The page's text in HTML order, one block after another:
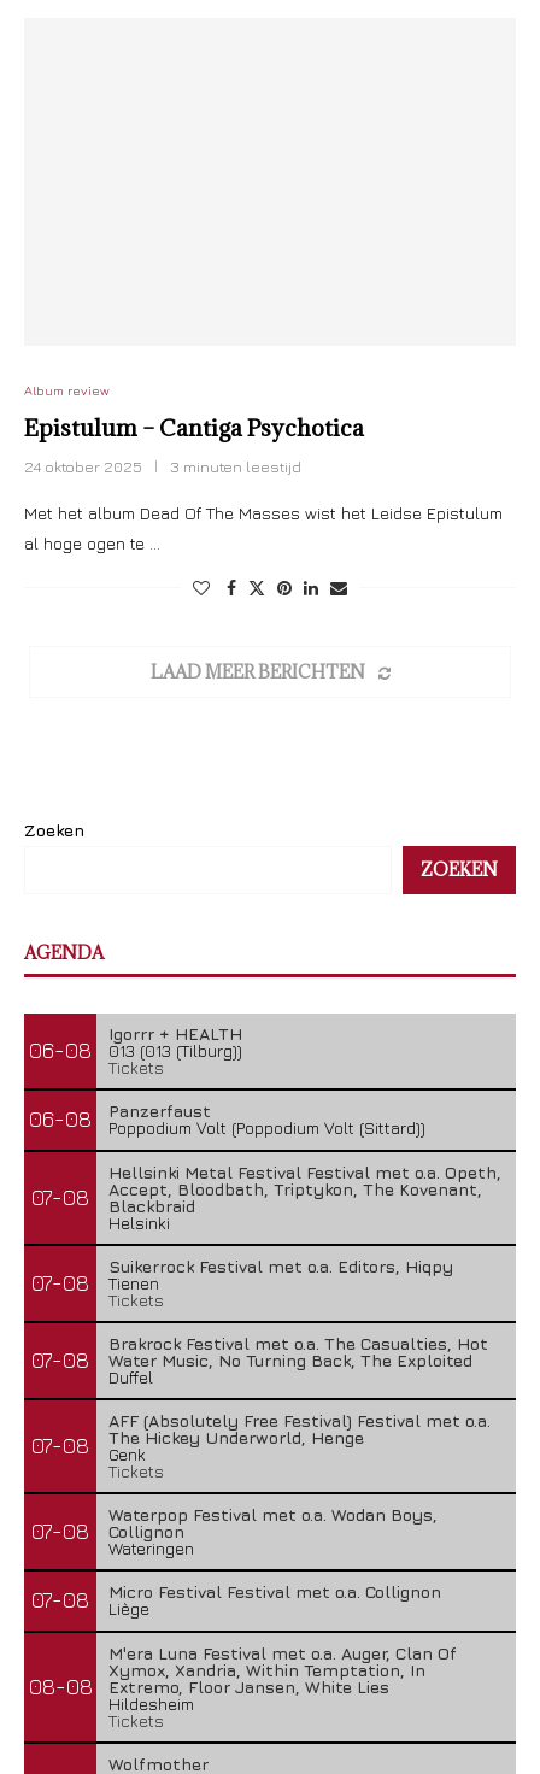
Album review
Epistulum – Cantiga Psychotica
24 oktober 2025 3 minuten leestijd
Met het album Dead Of The Masses wist het Leidse Epistulum
al hoge ogen te …
LAAD MEER BERICHTEN
Zoeken
ZOEKEN
AGENDA
06-08
Igorrr + HEALTH
013 (013 (Tilburg))
Tickets
06-08
Panzerfaust
Poppodium Volt (Poppodium Volt (Sittard))
07-08
Hellsinki Metal Festival Festival met o.a. Opeth,
Accept, Bloodbath, Triptykon, The Kovenant,
Blackbraid
Helsinki
07-08
Suikerrock Festival met o.a. Editors, Hiqpy
Tienen
Tickets
07-08
Brakrock Festival met o.a. The Casualties, Hot
Water Music, No Turning Back, The Exploited
Duffel
07-08
AFF (Absolutely Free Festival) Festival met o.a.
The Hickey Underworld, Henge
Genk
Tickets
07-08
Waterpop Festival met o.a. Wodan Boys,
Collignon
Wateringen
07-08
Micro Festival Festival met o.a. Collignon
Liège
08-08
M'era Luna Festival met o.a. Auger, Clan Of
Xymox, Xandria, Within Temptation, In
Extremo, Floor Jansen, White Lies
Hildesheim
Tickets
Wolfmother